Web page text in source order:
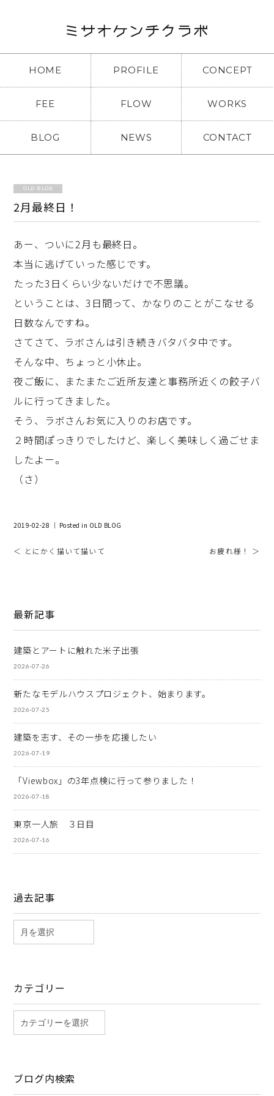
HOME PROFILE CONCEPT
FEE FLOW WORKS
BLOG NEWS CONTACT
OLD BLOG
2月最終日！
あー、ついに2月も最終日。
本当に逃げていった感じです。
たった3日くらい少ないだけで不思議。
ということは、3日間って、かなりのことがこなせる
日数なんですね。
さてさて、ラボさんは引き続きバタバタ中です。
そんな中、ちょっと小休止。
夜ご飯に、またまたご近所友達と事務所近くの餃子バ
ルに行ってきました。
そう、ラボさんお気に入りのお店です。
２時間ぽっきりでしたけど、楽しく美味しく過ごせま
したよー。
（さ）
2019-02-28 ｜ Posted in OLD BLOG
＜ とにかく描いて描いて お疲れ様！ ＞
最新記事
建築とアートに触れた米子出張
2026-07-26
新たなモデルハウスプロジェクト、始まります。
2026-07-25
建築を志す、その一歩を応援したい
2026-07-19
「Viewbox」の3年点検に行って参りました！
2026-07-18
東京一人旅 ３日目
2026-07-16
過去記事
カテゴリー
ブログ内検索